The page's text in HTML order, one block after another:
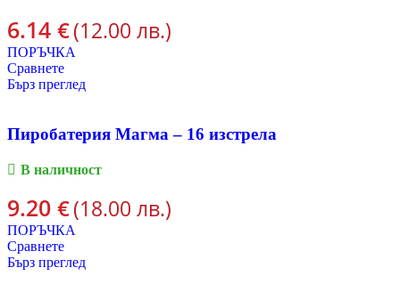
6.14 €(12.00 лв.)
ПОРЪЧКА
Сравнете
Бърз преглед
Пиробатерия Магма – 16 изстрела
В наличност
9.20 €(18.00 лв.)
ПОРЪЧКА
Сравнете
Бърз преглед